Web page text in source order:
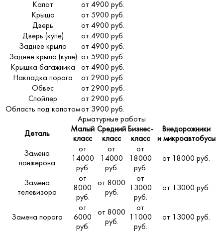
Капот
от 4900 руб.
Крыша
от 5900 руб.
Дверь
от 4900 руб.
Дверь (купе)
от 4900 руб.
Заднее крыло
от 4900 руб.
Заднее крыло (купе) от 5900 руб.
Крышка багажника
от 4900 руб.
Накладка порога
от 2900 руб.
Обвес
от 2900 руб.
Спойлер
от 2900 руб.
Область под капотомот 3900 руб.
Арматурные работы
Деталь
Малый
класс
Средний
класс
Бизнес-
класс
Внедорожники
и микроавтобусы
Замена
лонжерона
от
14000
руб.
от
14000
руб.
от
18000
руб.
от 18000 руб.
Замена
телевизора
от
8000
руб.
от 8000
руб.
от
13000
руб.
от 13000 руб.
Замена порога
от
6000
руб.
от 8000
руб.
от
11000
руб.
от 13000 руб.